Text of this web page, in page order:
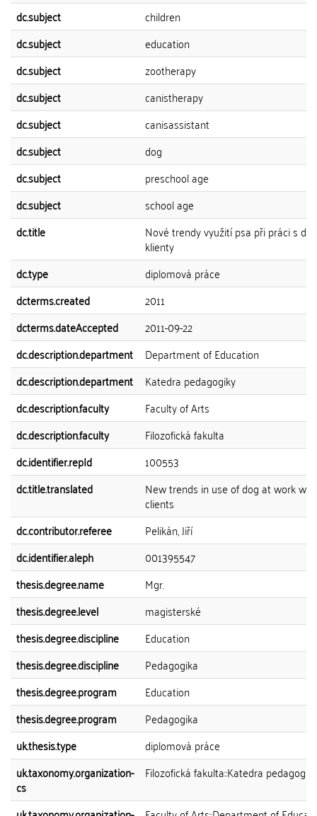
dc.subject
children
dc.subject
education
dc.subject
zootherapy
dc.subject
canistherapy
dc.subject
canisassistant
dc.subject
dog
dc.subject
preschool age
dc.subject
school age
dc.title
Nové trendy využití psa při práci s
klienty
dc.type
diplomová práce
dcterms.created
2011
dcterms.dateAccepted
2011-09-22
dc.description.department
Department of Education
dc.description.department
Katedra pedagogiky
dc.description.faculty
Faculty of Arts
dc.description.faculty
Filozofická fakulta
dc.identifier.repId
100553
dc.title.translated
New trends in use of dog at work
clients
dc.contributor.referee
Pelikán, Jiří
dc.identifier.aleph
001395547
thesis.degree.name
Mgr.
thesis.degree.level
magisterské
thesis.degree.discipline
Education
thesis.degree.discipline
Pedagogika
thesis.degree.program
Education
thesis.degree.program
Pedagogika
uk.thesis.type
diplomová práce
uk.taxonomy.organization-
cs
Filozofická fakulta::Katedra pedagogiky